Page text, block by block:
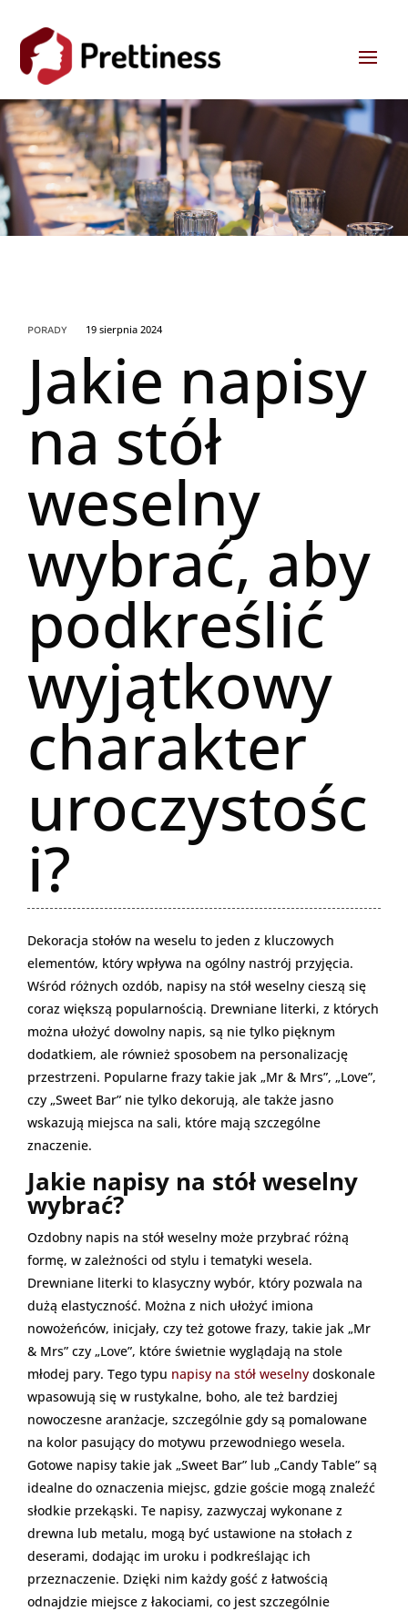
PORADY 19 sierpnia 2024
Jakie napisy
na stół
weselny
wybrać, aby
podkreślić
wyjątkowy
charakter
uroczystośc
i?
Dekoracja stołów na weselu to jeden z kluczowych
elementów, który wpływa na ogólny nastrój przyjęcia.
Wśród różnych ozdób, napisy na stół weselny cieszą się
coraz większą popularnością. Drewniane literki, z których
można ułożyć dowolny napis, są nie tylko pięknym
dodatkiem, ale również sposobem na personalizację
przestrzeni. Popularne frazy takie jak „Mr & Mrs”, „Love”,
czy „Sweet Bar” nie tylko dekorują, ale także jasno
wskazują miejsca na sali, które mają szczególne
znaczenie.
Jakie napisy na stół weselny
wybrać?
Ozdobny napis na stół weselny może przybrać różną
formę, w zależności od stylu i tematyki wesela.
Drewniane literki to klasyczny wybór, który pozwala na
dużą elastyczność. Można z nich ułożyć imiona
nowożeńców, inicjały, czy też gotowe frazy, takie jak „Mr
& Mrs” czy „Love”, które świetnie wyglądają na stole
młodej pary. Tego typu napisy na stół weselny doskonale
wpasowują się w rustykalne, boho, ale też bardziej
nowoczesne aranżacje, szczególnie gdy są pomalowane
na kolor pasujący do motywu przewodniego wesela.
Gotowe napisy takie jak „Sweet Bar” lub „Candy Table” są
idealne do oznaczenia miejsc, gdzie goście mogą znaleźć
słodkie przekąski. Te napisy, zazwyczaj wykonane z
drewna lub metalu, mogą być ustawione na stołach z
deserami, dodając im uroku i podkreślając ich
przeznaczenie. Dzięki nim każdy gość z łatwością
odnajdzie miejsce z łakociami, co jest szczególnie